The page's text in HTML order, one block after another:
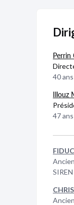
Perrin
40
Illouz
47
SIREN